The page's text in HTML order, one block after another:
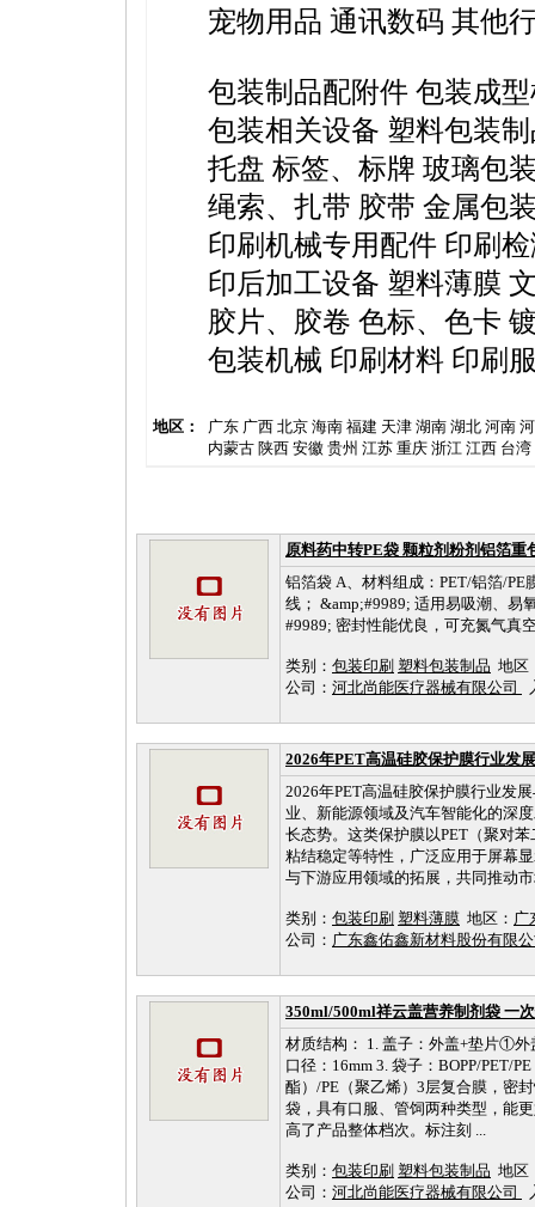
宠物用品 通讯数码 其他
包装制品配附件 包装成
包装相关设备 塑料包装
托盘 标签、标牌 玻璃包
绳索、扎带 胶带 金属包
印刷机械专用配件 印刷
印后加工设备 塑料薄膜
胶片、胶卷 色标、色卡
包装机械 印刷材料 印刷
地区： 广东 广西 北京 海南 福建 天津 湖南 湖北 河南
内蒙古 陕西 安徽 贵州 江苏 重庆 浙江 江西 台湾
原料药中转PE袋 颗粒剂粉剂铝箔重
铝箔袋 A、材料组成：PET/铝箔/PE
线； &amp;#9989; 适用易吸潮、易
#9989; 密封性能优良，可充氮气真
类别： 包装印刷 塑料包装制品 地区
公司： 河北尚能医疗器械有限公司
2026年PET高温硅胶保护膜行业发
2026年PET高温硅胶保护膜行业发
业、新能源领域及汽车智能化的深
长态势。这类保护膜以PET（聚对
粘结稳定等特性，广泛应用于屏幕
与下游应用领域的拓展，共同推动
类别： 包装印刷 塑料薄膜 地区： 广
公司： 广东鑫佑鑫新材料股份有限
350ml/500ml祥云盖营养制剂袋 一
材质结构： 1. 盖子：外盖+垫片①
口径：16mm 3. 袋子：BOPP/PET/
酯）/PE（聚乙烯）3层复合膜，密
袋，具有口服、管饲两种类型，能
高了产品整体档次。标注刻 ...
类别： 包装印刷 塑料包装制品 地区
公司： 河北尚能医疗器械有限公司